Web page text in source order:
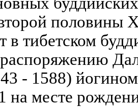
половины
в тибетском
распоряжению
- 1588)
на месте